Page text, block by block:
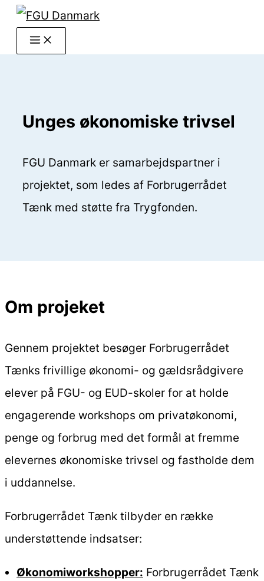
Gå
Unges økonomiske trivsel
FGU Danmark er samarbejdspartner i
projektet, som ledes af Forbrugerrådet
Tænk med støtte fra Trygfonden.
Om projeket
Gennem projektet besøger Forbrugerrådet
Tænks frivillige økonomi- og gældsrådgivere
elever på FGU- og EUD-skoler for at holde
engagerende workshops om privatøkonomi,
penge og forbrug med det formål at fremme
elevernes økonomiske trivsel og fastholde dem
i uddannelse.
Forbrugerrådet Tænk tilbyder en række
understøttende indsatser:
Økonomiworkshopper: Forbrugerrådet Tænk